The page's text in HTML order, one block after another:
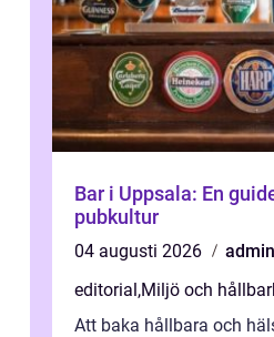
Bar i Uppsala: En
pubkultur
04 augusti 2026
admin
editorial,Miljö och
Att baka hållbara och